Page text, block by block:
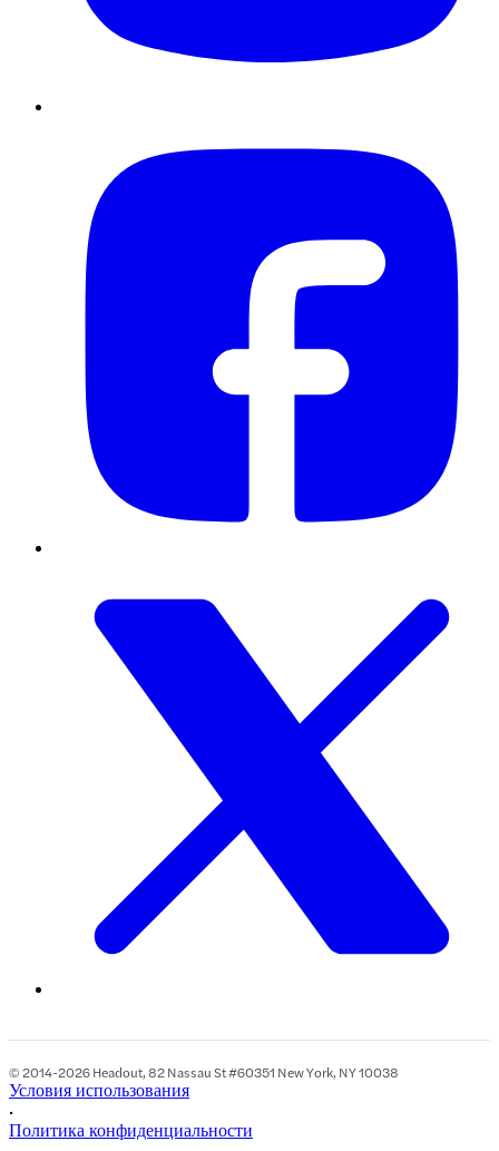
© 2014-2026 Headout, 82 Nassau St #60351 New York, NY 10038
Условия использования
•
Политика конфиденциальности